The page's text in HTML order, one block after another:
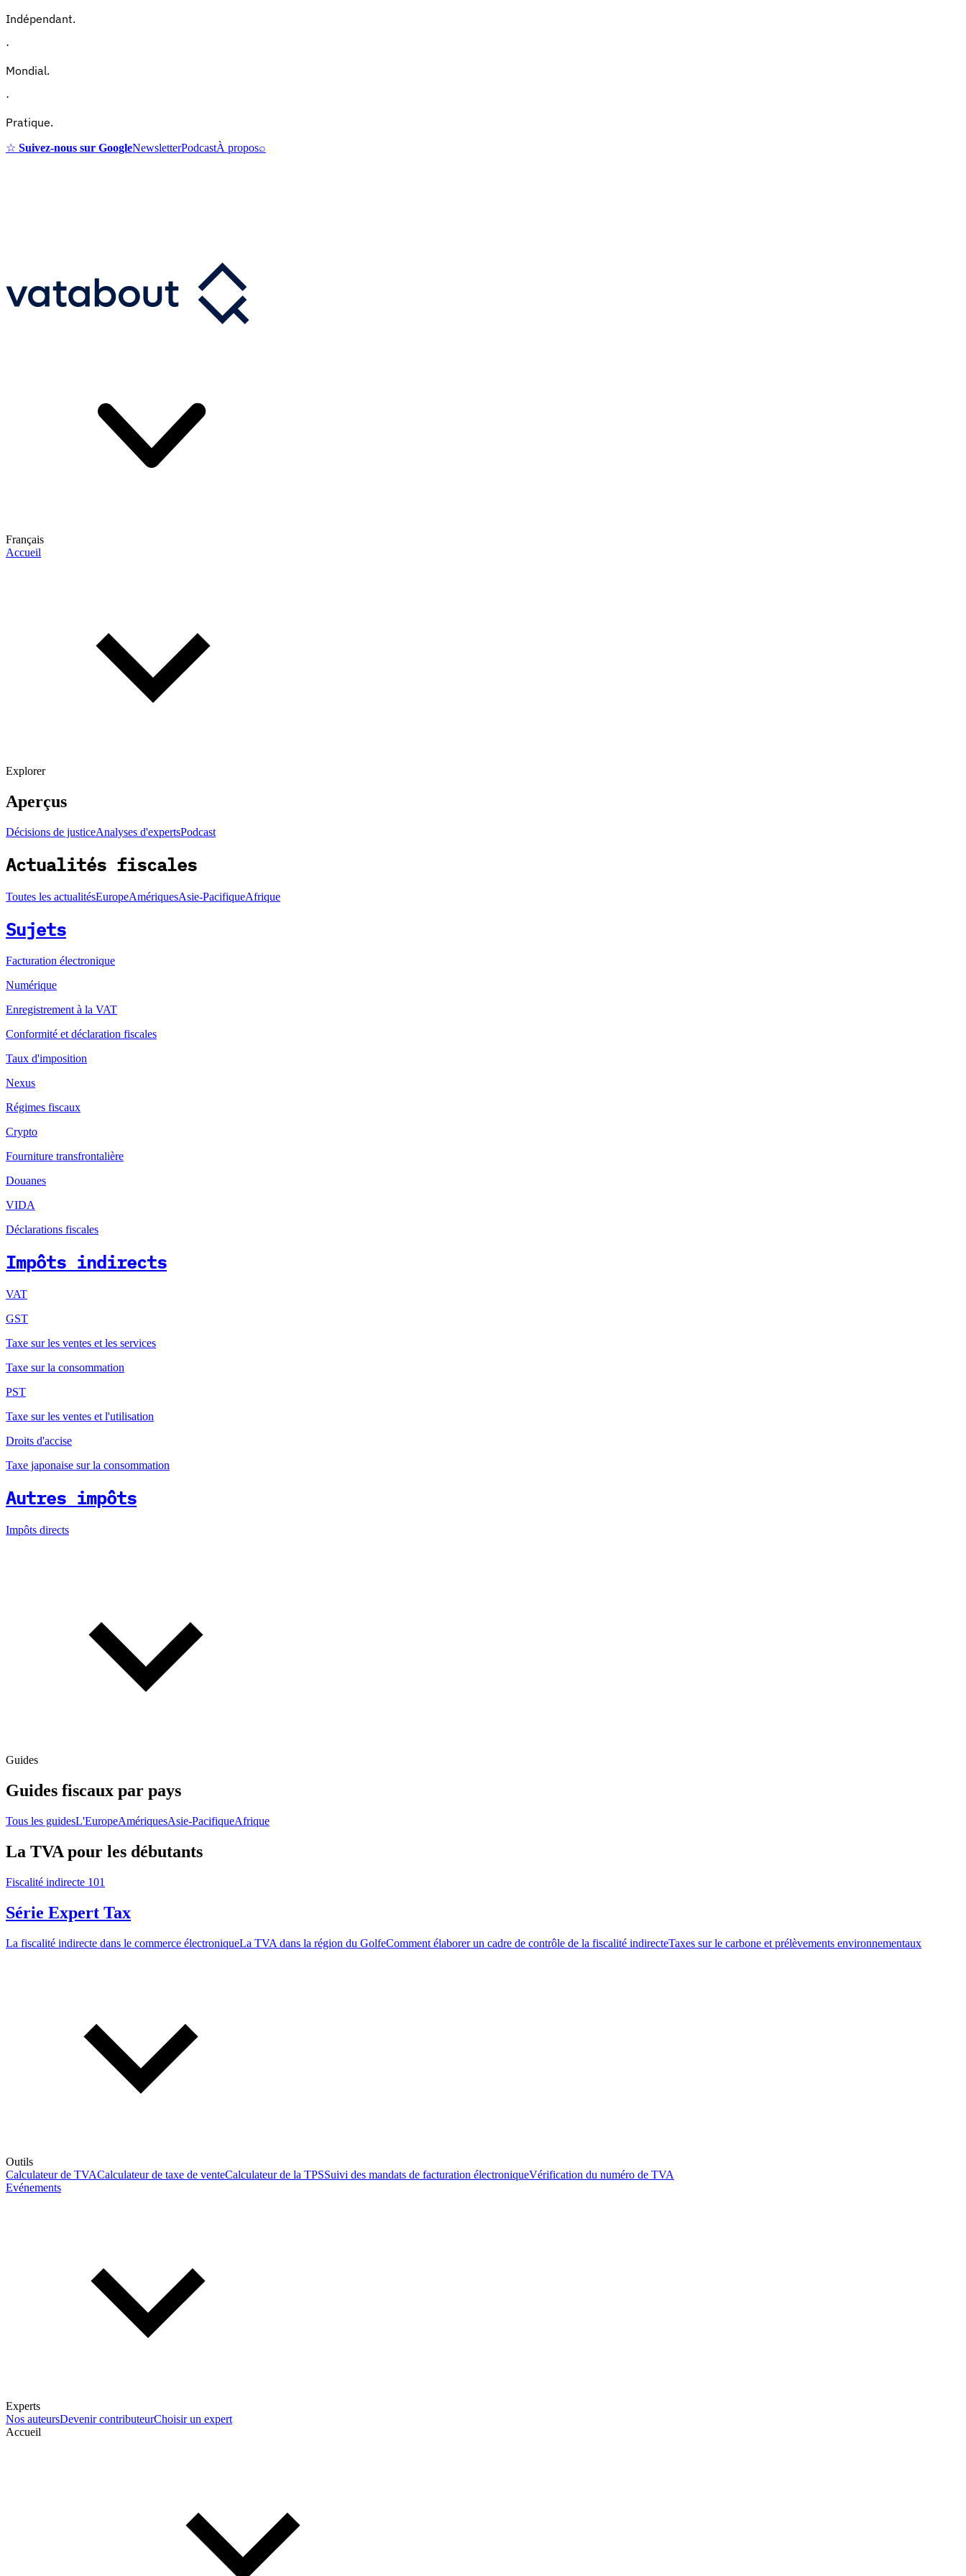
Indépendant.
·
Mondial.
·
Pratique.
☆ Suivez-nous sur GoogleNewsletterPodcastÀ propos⌕
Français
Accueil
Explorer
Aperçus
Décisions de justiceAnalyses d'expertsPodcast
Actualités fiscales
Toutes les actualitésEuropeAmériquesAsie-PacifiqueAfrique
Sujets
Facturation électronique
Numérique
Enregistrement à la VAT
Conformité et déclaration fiscales
Taux d'imposition
Nexus
Régimes fiscaux
Crypto
Fourniture transfrontalière
Douanes
VIDA
Déclarations fiscales
Impôts indirects
VAT
GST
Taxe sur les ventes et les services
Taxe sur la consommation
PST
Taxe sur les ventes et l'utilisation
Droits d'accise
Taxe japonaise sur la consommation
Autres impôts
Impôts directs
Guides
Guides fiscaux par pays
Tous les guidesL'EuropeAmériquesAsie-PacifiqueAfrique
La TVA pour les débutants
Fiscalité indirecte 101
Série Expert Tax
La fiscalité indirecte dans le commerce électroniqueLa TVA dans la région du GolfeComment élaborer un cadre de contrôle de la fiscalité indirecteTaxes sur le carbone et prélèvements environnementaux
Outils
Calculateur de TVACalculateur de taxe de venteCalculateur de la TPSSuivi des mandats de facturation électroniqueVérification du numéro de TVA
Evénements
Experts
Nos auteursDevenir contributeurChoisir un expert
Accueil